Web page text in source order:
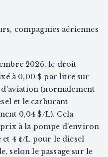
compagnies aériennes
2026, le droit
à 0,00 $ par litre sur
d'aviation (normalement
et le carburant
0,04 $/L). Cela
à la pompe d'environ
et 4 ¢/L pour le diesel
selon le passage sur le